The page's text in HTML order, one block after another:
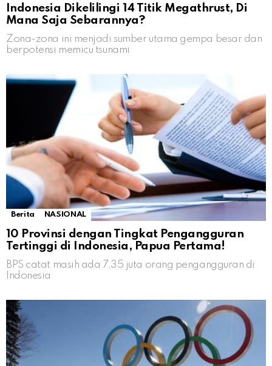
Indonesia Dikelilingi 14 Titik Megathrust, Di
Mana Saja Sebarannya?
Zona-zona ini menjadi sumber utama gempa besar dan
berpotensi memicu tsunami
Berita NASIONAL
10 Provinsi dengan Tingkat Pengangguran
Tertinggi di Indonesia, Papua Pertama!
BPS catat masih ada 7,35 juta orang pengangguran di
Indonesia